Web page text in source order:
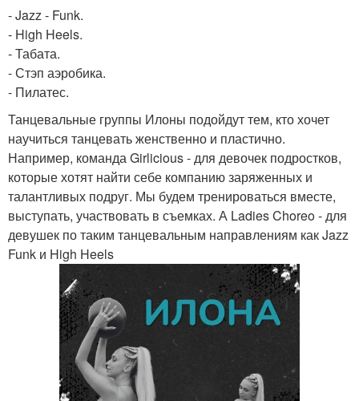
- Jazz - Funk.
- High Heels.
- Табата.
- Стэп аэробика.
- Пилатес.
Танцевальные группы Илоны подойдут тем, кто хочет
научиться танцевать женственно и пластично.
Например, команда Girlicious - для девочек подростков,
которые хотят найти себе компанию заряженных и
талантливых подруг. Мы будем тренироваться вместе,
выступать, участвовать в съемках. А Ladies Choreo - для
девушек по таким танцевальным направлениям как Jazz
Funk и High Heels